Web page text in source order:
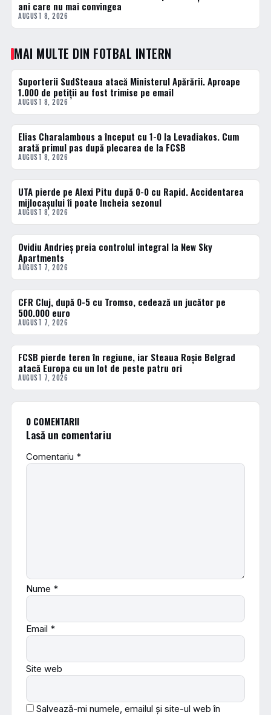
ani care nu mai convingea
AUGUST 8, 2026
MAI MULTE DIN FOTBAL INTERN
FOTBAL INTERN
Suporterii SudSteaua atacă Ministerul Apărării. Aproape
1.000 de petiții au fost trimise pe email
AUGUST 8, 2026
FOTBAL INTERN
Elias Charalambous a început cu 1-0 la Levadiakos. Cum
arată primul pas după plecarea de la FCSB
AUGUST 8, 2026
FOTBAL INTERN
UTA pierde pe Alexi Pitu după 0-0 cu Rapid. Accidentarea
mijlocașului îi poate încheia sezonul
AUGUST 8, 2026
FOTBAL INTERN
Ovidiu Andrieș preia controlul integral la New Sky
Apartments
AUGUST 7, 2026
FOTBAL INTERN
CFR Cluj, după 0-5 cu Tromso, cedează un jucător pe
500.000 euro
AUGUST 7, 2026
FOTBAL EXTERN
FCSB pierde teren în regiune, iar Steaua Roșie Belgrad
atacă Europa cu un lot de peste patru ori
AUGUST 7, 2026
0 COMENTARII
Lasă un comentariu
Comentariu *
Nume *
Email *
Site web
Salvează-mi numele, emailul și site-ul web în